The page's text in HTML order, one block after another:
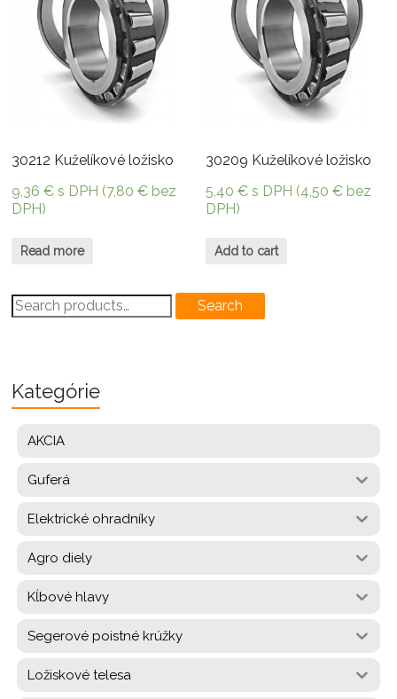
30212 Kuželíkové ložisko
9,36€ s DPH (7,80€ bez
DPH)
Read more
30209 Kuželíkové ložisko
5,40€ s DPH (4,50€ bez
DPH)
Add to cart
Search
for:
Search
Kategórie
AKCIA
Guferá
Elektrické ohradníky
Agro diely
Kĺbové hlavy
Segerové poistné krúžky
Ložiskové telesa